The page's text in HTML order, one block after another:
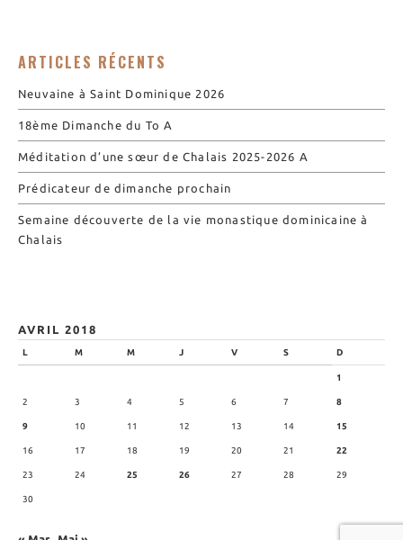
ARTICLES RÉCENTS
Neuvaine à Saint Dominique 2026
18ème Dimanche du To A
Méditation d’une sœur de Chalais 2025-2026 A
Prédicateur de dimanche prochain
Semaine découverte de la vie monastique dominicaine à
Chalais
AVRIL 2018
L M M J V S D
1
2 3 4 5 6 7 8
9 10 11 12 13 14 15
16 17 18 19 20 21 22
23 24 25 26 27 28 29
30